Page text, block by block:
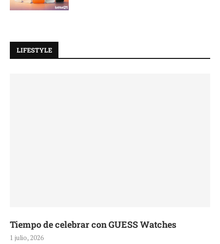
LIFESTYLE
Tiempo de celebrar con GUESS Watches
1 julio, 2026